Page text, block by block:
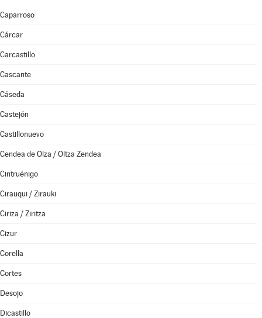
Caparroso
Cárcar
Carcastillo
Cascante
Cáseda
Castejón
Castillonuevo
Cendea de Olza / Oltza Zendea
Cintruénigo
Cirauqui / Zirauki
Ciriza / Ziritza
Cizur
Corella
Cortes
Desojo
Dicastillo